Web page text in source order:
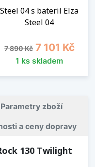
Steel 04 s baterií Elza
Steel 04
Běžná cena
7 890 Kč Cena
7 101 Kč
1 ks skladem
Parametry zboží
a ceny dopravy
130 Twilight